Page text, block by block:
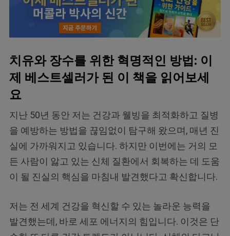
치유와 장수를 위한 혁명적인 방법: 이
제 베스트셀러가 된 이 책을 읽어보세
요
지난 50년 동안 저는 건강과 웰빙을 최적화하고 질병
을 예방하는 방법을 끊임없이 탐구해 왔으며, 매년 진
실에 가까워지고 있습니다. 하지만 이번에는 거의 모
든 사람이 앓고 있는 신체 질환에서 회복하는 데 도움
이 될 진실의 핵심을 마침내 발견했다고 확신합니다.
저는 전 세계 건강을 혁신할 수 있는 놀라운 능력을
발견했는데, 바로 세포 에너지의 힘입니다. 이것은 단